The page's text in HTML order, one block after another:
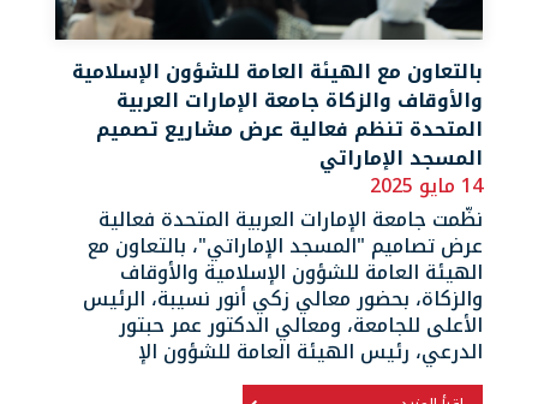
بالتعاون مع الهيئة العامة للشؤون الإسلامية
والأوقاف والزكاة جامعة الإمارات العربية
المتحدة تنظم فعالية عرض مشاريع تصميم
المسجد الإماراتي
14 مايو 2025
نظّمت جامعة الإمارات العربية المتحدة فعالية
عرض تصاميم "المسجد الإماراتي"، بالتعاون مع
الهيئة العامة للشؤون الإسلامية والأوقاف
والزكاة، بحضور معالي زكي أنور نسيبة، الرئيس
الأعلى للجامعة، ومعالي الدكتور عمر حبتور
الدرعي، رئيس الهيئة العامة للشؤون الإ